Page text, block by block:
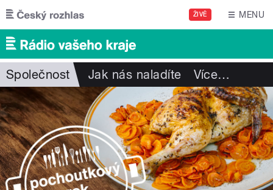
Přejít k hlavnímu obsahu
ŽIVĚ MENU
Společnost Jak nás naladíte Více…